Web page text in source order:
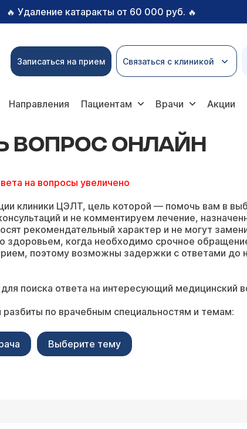
🔥 Удаление катаракты от 60 000 руб. 🔥
Записаться на прием Связаться с клиникой
Направления Пациентам Врачи Акции
ВОПРОС ОНЛАЙН
на вопросы увеличено
клиники ЦЭЛТ, цель которой — помочь вам в
и не комментируем лечение,
рекомендательный характер и не могут
здоровьем, когда необходимо срочное
поэтому возможны задержки с ответами до
поиска ответа на интересующий медицинский
по врачебным специальностям и темам:
Выберите тему